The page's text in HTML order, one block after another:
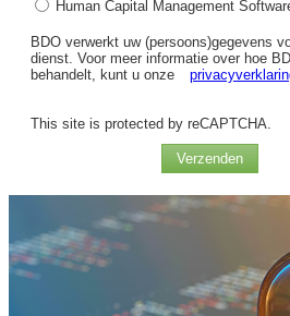
Human Capital Management
BDO verwerkt uw (persoons)gegevens
dienst. Voor meer informatie over hoe
behandelt, kunt u onze
This site is protected by reCAPTCHA.
Verzenden